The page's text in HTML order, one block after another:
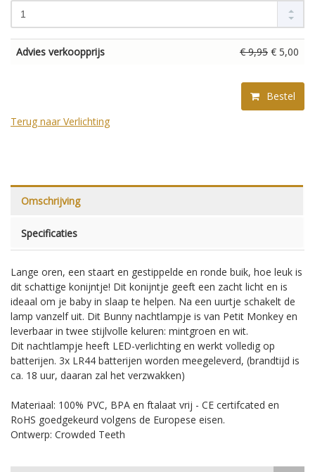
Advies verkoopprijs € 9,95 € 5,00
Bestel
Terug naar Verlichting
Omschrijving
Specificaties
Lange oren, een staart en gestippelde en ronde buik, hoe leuk is
dit schattige konijntje! Dit konijntje geeft een zacht licht en is
ideaal om je baby in slaap te helpen. Na een uurtje schakelt de
lamp vanzelf uit. Dit Bunny nachtlampje is van Petit Monkey en
leverbaar in twee stijlvolle keluren: mintgroen en wit.
Dit nachtlampje heeft LED-verlichting en werkt volledig op
batterijen. 3x LR44 batterijen worden meegeleverd, (brandtijd is
ca. 18 uur, daaran zal het verzwakken)
Materiaal: 100% PVC, BPA en ftalaat vrij - CE certifcated en
RoHS goedgekeurd volgens de Europese eisen.
Ontwerp: Crowded Teeth